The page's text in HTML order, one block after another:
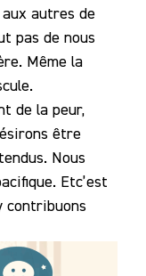
autres de
pas de nous
Même la
de la peur,
être
Nous
Etc’est
contribuons